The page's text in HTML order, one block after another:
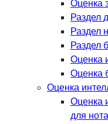
Оценка
Раздел
Раздел
Раздел
Оценка
Оценка
Оценка
Оценка
для